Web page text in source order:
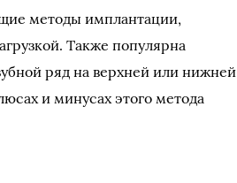
методы имплантации,
Также популярна
ряд на верхней или нижней
и минусах этого метода